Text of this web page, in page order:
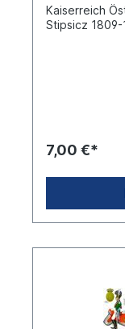
Kaiserreich Österreich:
Stipsicz
7,00 €*